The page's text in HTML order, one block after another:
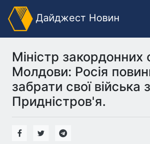
Дайджест Новин
Міністр закордонних
Молдови: Росія
забрати свої війська з
Придністров'я.